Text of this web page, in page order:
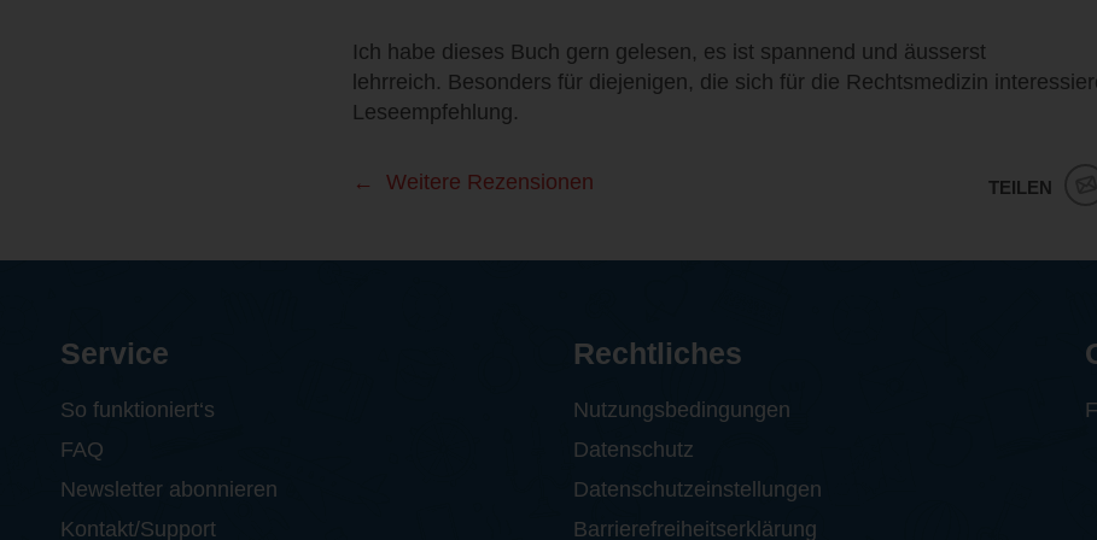
Ich habe dieses Buch gern gelesen, es ist spannend und äusserst
lehrreich. Besonders für diejenigen, die sich für die Rechtsmedizin
Leseempfehlung.
TEILEN
Weitere Rezensionen
Service
So funktioniert‘s
FAQ
Newsletter abonnieren
Kontakt/Support
Rechtliches
Nutzungsbedingungen
Datenschutz
Datenschutzeinstellungen
Barrierefreiheitserklärung